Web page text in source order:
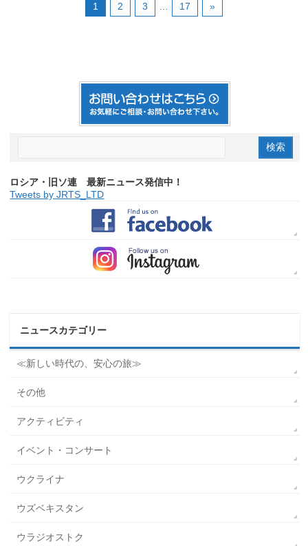
1 2 3 17 »
ロシア・旧ソ連 最新ニュース発信中！
Tweets by JRTS_LTD
ニュースカテゴリー
≪新しい時代の、安心の旅≫
その他
アクティビティ
イベント・コンサート
ウクライナ
ウズベキスタン
ウラジオストク